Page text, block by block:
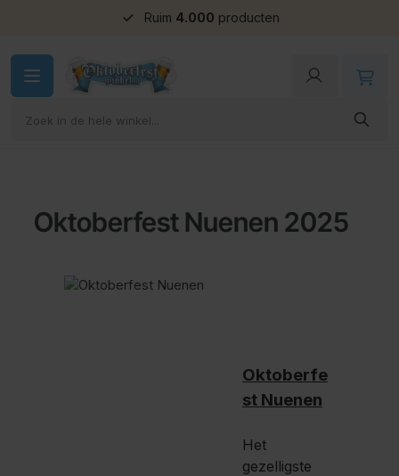
Ruim 4.000 producten
Oktoberfest Nuenen 2025
Oktoberfe
st Nuenen
Het
gezelligste